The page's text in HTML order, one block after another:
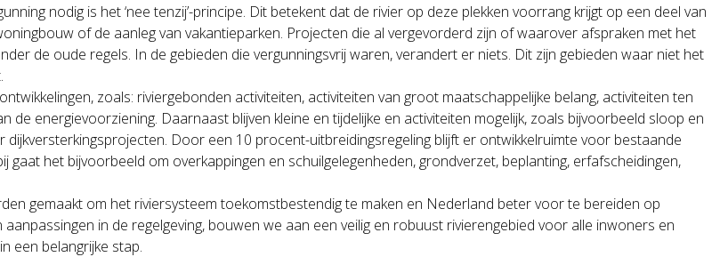
nodig is het ‘nee tenzij’-principe. Dit betekent dat de rivier op deze plekken voorrang krijgt op een deel van
of de aanleg van vakantieparken. Projecten die al vergevorderd zijn of waarover afspraken met het
de oude regels. In de gebieden die vergunningsvrij waren, verandert er niets. Dit zijn gebieden waar niet het
zoals: riviergebonden activiteiten, activiteiten van groot maatschappelijke belang, activiteiten ten
energievoorziening. Daarnaast blijven kleine en tijdelijke en activiteiten mogelijk, zoals bijvoorbeeld sloop en
Door een 10 procent-uitbreidingsregeling blijft er ontwikkelruimte voor bestaande
gaat het bijvoorbeeld om overkappingen en schuilgelegenheden, grondverzet, beplanting, erfafscheidingen,
gemaakt om het riviersysteem toekomstbestendig te maken en Nederland beter voor te bereiden op
in de regelgeving, bouwen we aan een veilig en robuust rivierengebied voor alle inwoners en
een belangrijke stap.